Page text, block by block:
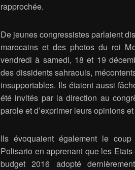
rapprochée.
De jeunes congressistes parlaient
marocains et des photos du roi
vendredi à samedi, 18 et 19
des dissidents sahraouis,
insupportables. Ils étaient aussi
été invités par la direction au
parole et d’exprimer leurs opinions
Ils évoquaient également le
Polisario en apprenant que les
budget 2016 adopté